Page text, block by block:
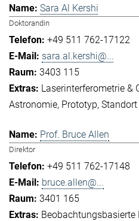
Sara Al Kershi
Doktorandin
+49 511 762-17122
sara.al.kershi@...
3403 115
Laserinterferometrie &
Astronomie Prototyp
Prof. Bruce Allen
Direktor
+49 511 762-17148
bruce.allen@...
3401 165
Beobachtungsbasierte